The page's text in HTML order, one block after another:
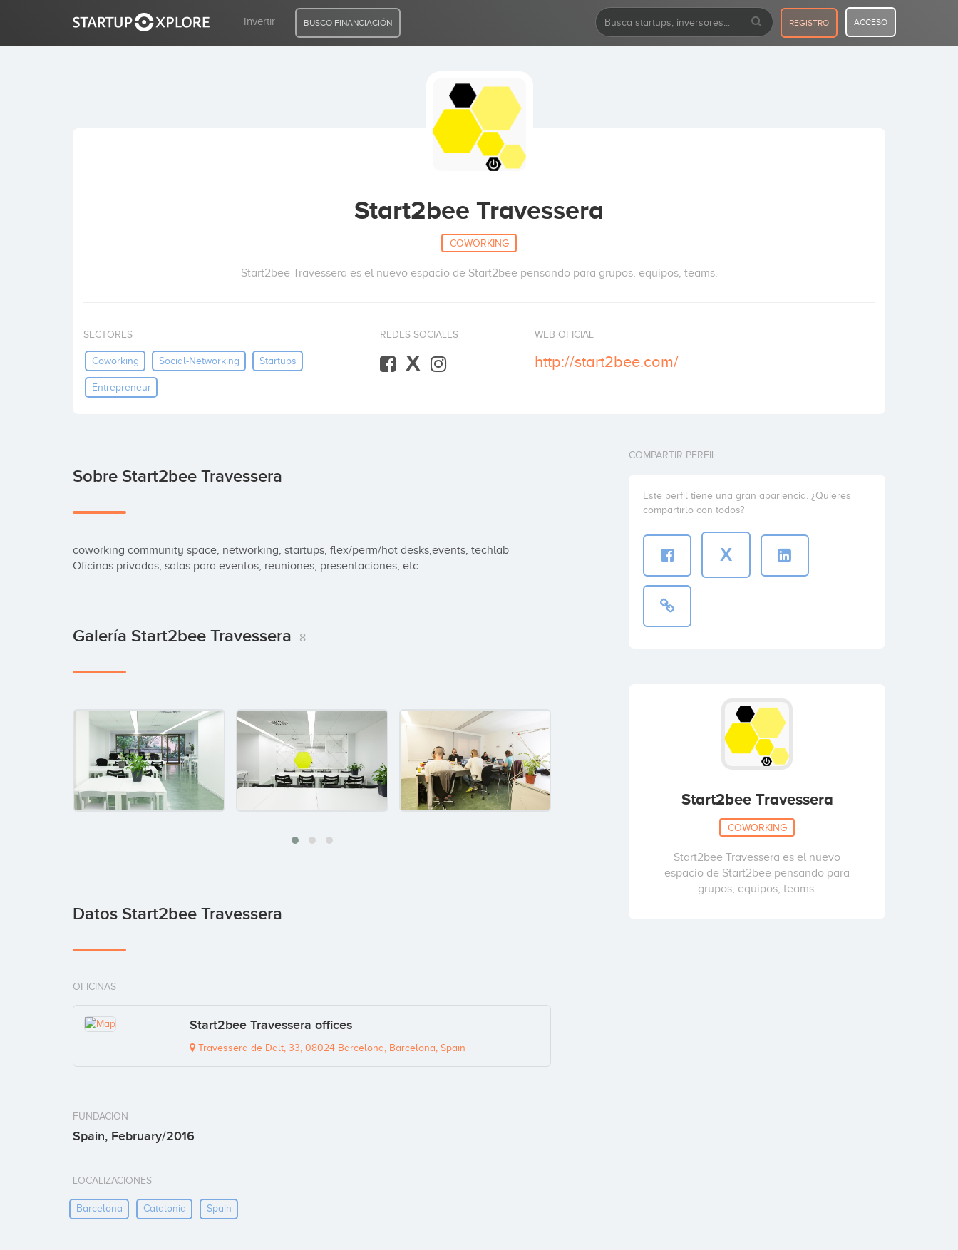
Invertir BUSCO FINANCIACIÓN REGISTRO ACCESO
Start2bee Travessera
COWORKING
Start2bee Travessera es el nuevo espacio de Start2bee pensando para grupos, equipos, teams.
SECTORES
Coworking Social-Networking Startups
Entrepreneur
REDES SOCIALES
X
WEB OFICIAL
http://start2bee.com/
Sobre Start2bee Travessera
coworking community space, networking, startups, flex/perm/hot desks,events, techlab
Oficinas privadas, salas para eventos, reuniones, presentaciones, etc.
Galería Start2bee Travessera 8
Datos Start2bee Travessera
OFICINAS
Start2bee Travessera offices
Travessera de Dalt, 33, 08024 Barcelona, Barcelona, Spain
FUNDACION
Spain, February/2016
LOCALIZACIONES
Barcelona Catalonia Spain
COMPARTIR PERFIL
Este perfil tiene una gran apariencia. ¿Quieres
compartirlo con todos?
X
Start2bee Travessera
COWORKING
Start2bee Travessera es el nuevo
espacio de Start2bee pensando para
grupos, equipos, teams.